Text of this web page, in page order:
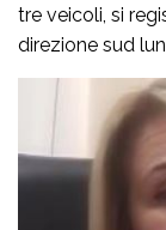
tre veicoli, si
direzione sud
nel tratto
e San Mango
personale